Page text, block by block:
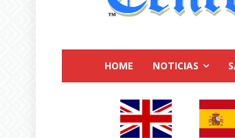
HOME NOTICIAS